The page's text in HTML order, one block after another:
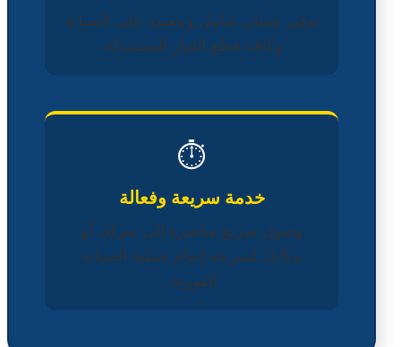
توفير ضمان شامل ومعتمد على الصيانة
وكافة قطع الغيار المستبدلة.
⏱️
خدمة سريعة وفعالة
وصول سريع مباشرة إلى منزلك أو
مكانك لسرعة إتمام عملية الصيانة
الفورية.